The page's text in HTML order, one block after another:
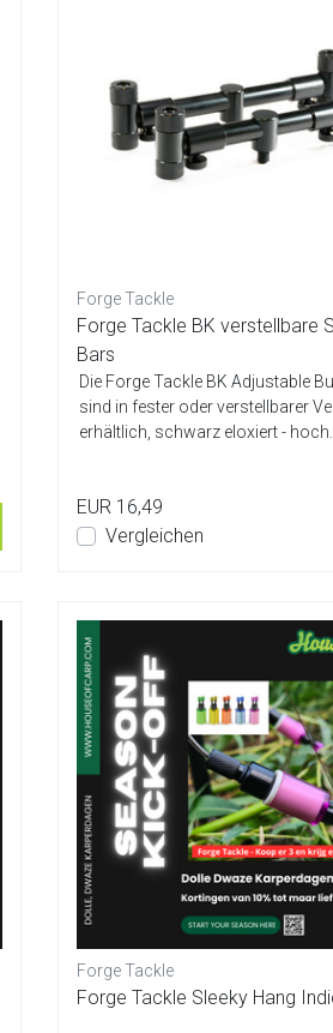
Forge Tackle
Forge Tackle BK verstellbare
Bars
Die Forge Tackle BK Adjustable
sind in fester oder verstellbarer
erhältlich, schwarz eloxiert - hoch...
EUR 16,49
Vergleichen
Forge Tackle
Forge Tackle Sleeky Hang